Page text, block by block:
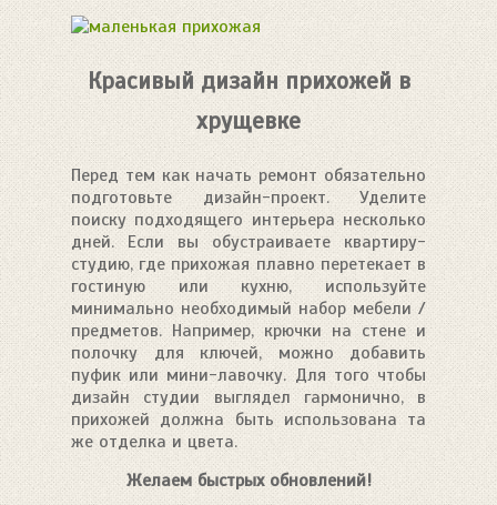
Красивый дизайн прихожей в
хрущевке
Перед тем как начать ремонт обязательно
подготовьте дизайн-проект. Уделите
поиску подходящего интерьера несколько
дней. Если вы обустраиваете квартиру-
студию, где прихожая плавно перетекает в
гостиную или кухню, используйте
минимально необходимый набор мебели /
предметов. Например, крючки на стене и
полочку для ключей, можно добавить
пуфик или мини-лавочку. Для того чтобы
дизайн студии выглядел гармонично, в
прихожей должна быть использована та
же отделка и цвета.
Желаем быстрых обновлений!